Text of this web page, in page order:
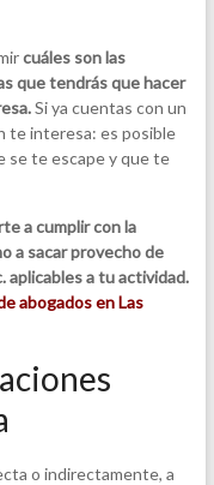
cuáles son las
que tendrás que hacer
Si ya cuentas con un
te interesa: es posible
se te escape y que te
a cumplir con la
a sacar provecho de
aplicables a tu actividad.
abogados en Las
o indirectamente, a